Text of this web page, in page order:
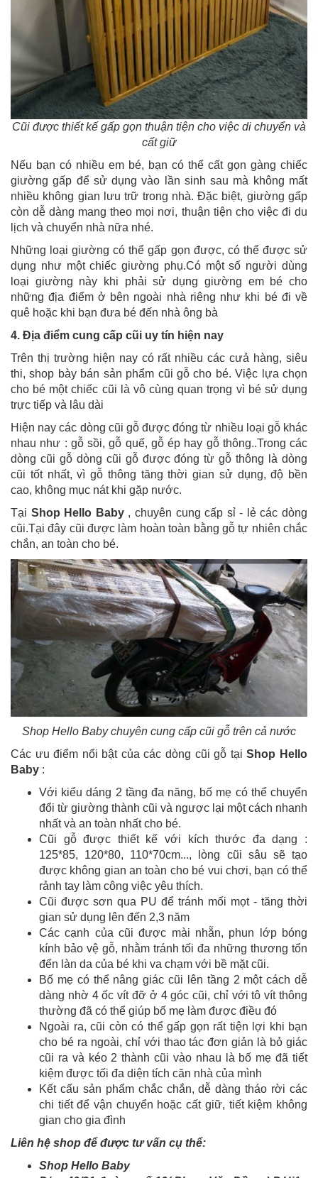
Cũi được thiết kế gấp gọn thuận tiện cho việc di chuyển và
cất giữ
Nếu bạn có nhiều em bé, bạn có thể cất gọn gàng chiếc
giường gấp để sử dụng vào lần sinh sau mà không mất
nhiều không gian lưu trữ trong nhà. Đặc biệt, giường gấp
còn dễ dàng mang theo mọi nơi, thuận tiện cho việc đi du
lịch và chuyển nhà nữa nhé.
Những loại giường có thể gấp gọn được, có thể được sử
dụng như một chiếc giường phụ.Có một số người dùng
loại giường này khi phải sử dụng giường em bé cho
những địa điểm ở bên ngoài nhà riêng như khi bé đi về
quê hoặc khi bạn đưa bé đến nhà ông bà
4. Địa điểm cung cấp cũi uy tín hiện nay
Trên thị trường hiện nay có rất nhiều các cưả hàng, siêu
thi, shop bày bán sản phẩm cũi gỗ cho bé. Việc lựa chọn
cho bé một chiếc cũi là vô cùng quan trọng vì bé sử dụng
trực tiếp và lâu dài
Hiện nay các dòng cũi gỗ được đóng từ nhiều loại gỗ khác
nhau như : gỗ sồi, gỗ quế, gỗ ép hay gỗ thông..Trong các
dòng cũi gỗ dòng cũi gỗ được đóng từ gỗ thông là dòng
cũi tốt nhất, vì gỗ thông tăng thời gian sử dụng, độ bền
cao, không mục nát khi gặp nước.
Tại Shop Hello Baby, chuyên cung cấp sỉ - lẻ các dòng
cũi.Tại đây cũi được làm hoàn toàn bằng gỗ tự nhiên chắc
chắn, an toàn cho bé.
Shop Hello Baby chuyên cung cấp cũi gỗ trên cả nước
Các ưu điểm nổi bật của các dòng cũi gỗ tạiShop Hello
Baby :
Với kiểu dáng 2 tầng đa năng, bố mẹ có thể chuyển
đổi từ giường thành cũi và ngược lại một cách nhanh
nhất và an toàn nhất cho bé.
Cũi gỗ được thiết kế với kích thước đa dạng :
125*85, 120*80, 110*70cm..., lòng cũi sâu sẽ tạo
được không gian an toàn cho bé vui chơi, bạn có thể
rảnh tay làm công việc yêu thích.
Cũi được sơn qua PU để tránh mối mọt - tăng thời
gian sử dụng lên đến 2,3 năm
Các cạnh của cũi được mài nhẵn, phun lớp bóng
kính bảo vệ gỗ, nhằm tránh tối đa những thương tổn
đến làn da của bé khi va chạm với bề mặt cũi.
Bố mẹ có thể nâng giác cũi lên tầng 2 một cách dễ
dàng nhờ 4 ốc vít đỡ ở 4 góc cũi, chỉ với tô vít thông
thường đã có thể giúp bố mẹ làm được điều đó
Ngoài ra, cũi còn có thể gấp gọn rất tiện lợi khi bạn
cho bé ra ngoài, chỉ với thao tác đơn giản là bỏ giác
cũi ra và kéo 2 thành cũi vào nhau là bố mẹ đã tiết
kiệm được tối đa diện tích căn nhà của mình
Kết cấu sản phẩm chắc chắn, dễ dàng tháo rời các
chi tiết để vận chuyển hoặc cất giữ, tiết kiệm không
gian cho gia đình
Liên hệ shop để được tư vấn cụ thể:
Shop Hello Baby